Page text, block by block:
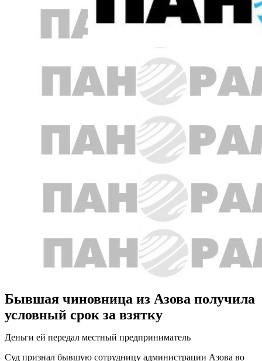
Бывшая чиновница из Азова получила
условный срок за взятку
Деньги ей передал местный предприниматель
Суд признал бывшую сотрудницу администрации Азова во